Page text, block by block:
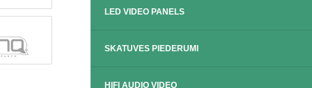
LED VIDEO PANELS
SKATUVES PIEDERUMI
HIFI AUDIO VIDEO